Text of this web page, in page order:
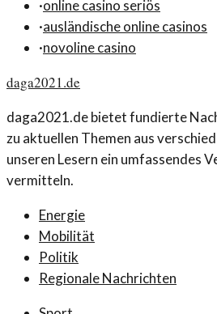
·online casino seriös
·ausländische online casinos
·novoline casino
daga2021.de
daga2021.de bietet fundierte
zu aktuellen Themen aus
unseren Lesern ein umfassendes
vermitteln.
Energie
Mobilität
Politik
Regionale Nachrichten